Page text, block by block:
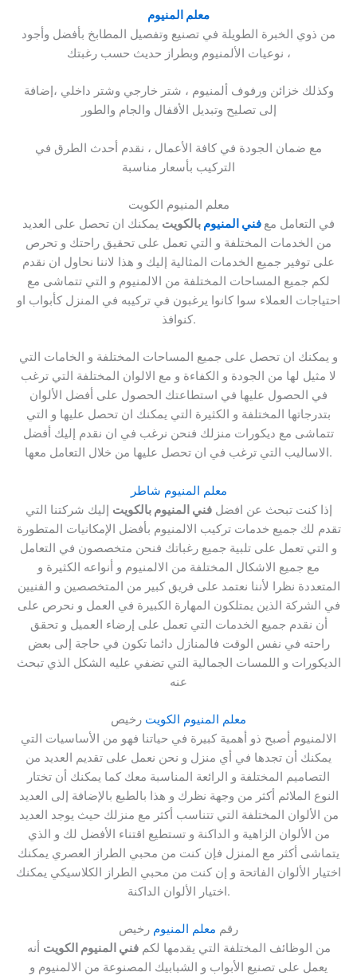
معلم المنيوم
من ذوي الخبرة الطويلة في تصنيع وتفصيل المطابخ بأفضل وأجود
نوعيات الألمنيوم وبطراز حديث حسب رغبتك ،
وكذلك خزائن ورفوف ألمنيوم ، شتر خارجي وشتر داخلي ،إضافة
إلى تصليح وتبديل الأقفال والجام والطور
مع ضمان الجودة في كافة الأعمال ، نقدم أحدث الطرق في
التركيب بأسعار مناسبة
معلم المنيوم الكويت
في التعامل مع فني المنيوم بالكويت يمكنك ان تحصل على العديد
من الخدمات المختلفة و التي تعمل على تحقيق راحتك و تحرص
على توفير جميع الخدمات المثالية إليك و هذا لاننا نحاول ان نقدم
لكم جميع المساحات المختلفة من الالمنيوم و التي تتماشى مع
احتياجات العملاء سوا كانوا يرغبون في تركيبه في المنزل كأبواب او
كنوافذ.
و يمكنك ان تحصل على جميع المساحات المختلفة و الخامات التي
لا مثيل لها من الجودة و الكفاءة و مع الالوان المختلفة التي ترغب
في الحصول عليها في استطاعتك الحصول على أفضل الألوان
بتدرجاتها المختلفة و الكثيرة التي يمكنك ان تحصل عليها و التي
تتماشى مع ديكورات منزلك فنحن نرغب في ان نقدم إليك أفضل
الاساليب التي ترغب في ان تحصل عليها من خلال التعامل معها.
معلم المنيوم شاطر
إذا كنت تبحث عن افضلفني المنيوم بالكويت إليك شركتنا التي
تقدم لك جميع خدمات تركيب الالمنيوم بأفضل الإمكانيات المتطورة
و التي تعمل على تلبية جميع رغباتك فنحن متخصصون في التعامل
مع جميع الاشكال المختلفة من الالمنيوم و أنواعه الكثيرة و
المتعددة نظرا لأننا نعتمد على فريق كبير من المتخصصين و الفنيين
في الشركة الذين يمتلكون المهارة الكبيرة في العمل و نحرص على
أن نقدم جميع الخدمات التي تعمل على إرضاء العميل و تحقق
راحته في نفس الوقت فالمنازل دائما تكون في حاجة إلى بعض
الديكورات و اللمسات الجمالية التي تضفي عليه الشكل الذي تبحث
عنه
معلم المنيوم الكويت رخيص
الالمنيوم أصبح ذو أهمية كبيرة في حياتنا فهو من الأساسيات التي
يمكنك أن تجدها في أي منزل و نحن نعمل على تقديم العديد من
التصاميم المختلفة و الرائعة المناسبة معك كما يمكنك أن تختار
النوع الملائم أكثر من وجهة نظرك و هذا بالطبع بالإضافة إلى العديد
من الألوان المختلفة التي تتناسب أكثر مع منزلك حيث يوجد العديد
من الألوان الزاهية و الداكنة و تستطيع اقتناء الأفضل لك و الذي
يتماشى أكثر مع المنزل فإن كنت من محبي الطراز العصري يمكنك
اختيار الألوان الفاتحة و إن كنت من محبي الطراز الكلاسيكي يمكنك
اختيار الألوان الداكنة.
رقم معلم المنيوم رخيص
من الوظائف المختلفة التي يقدمها لكمفني المنيوم الكويت أنه
يعمل على تصنيع الأبواب و الشبابيك المصنوعة من الالمنيوم و